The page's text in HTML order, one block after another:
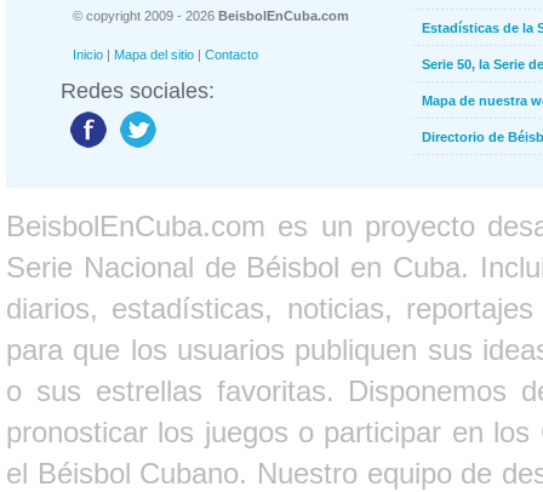
© copyright 2009 - 2026 BeisbolEnCuba.com
Inicio | Mapa del sitio | Contacto
Redes sociales:
Estadísticas de la
Serie 50, la Serie
Mapa de nuestra
Directorio de
BeisbolEnCuba.com es un proyecto
Serie Nacional de Béisbol en Cuba.
diarios, estadísticas, noticias,
para que los usuarios publiquen sus
o sus estrellas favoritas. Disponemos
pronosticar los juegos o participar en
el Béisbol Cubano. Nuestro equipo de